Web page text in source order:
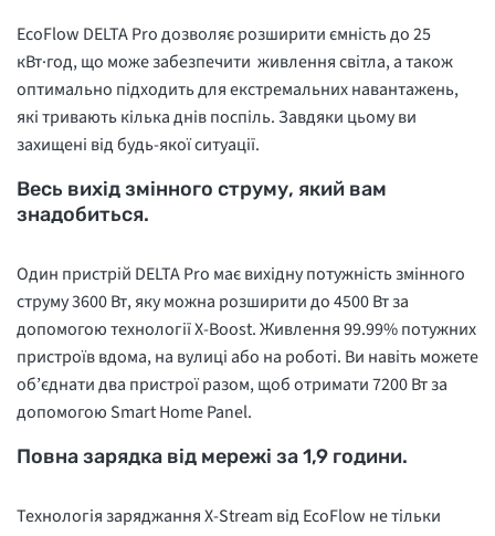
EcoFlow DELTA Pro дозволяє розширити ємність до 25
кВт·год, що може забезпечити живлення світла, а також
оптимально підходить для екстремальних навантажень,
які тривають кілька днів поспіль. Завдяки цьому ви
захищені від будь-якої ситуації.
Весь вихід змінного струму, який вам
знадобиться.
Один пристрій DELTA Pro має вихідну потужність змінного
струму 3600 Вт, яку можна розширити до 4500 Вт за
допомогою технології X-Boost. Живлення 99.99% потужних
пристроїв вдома, на вулиці або на роботі. Ви навіть можете
об’єднати два пристрої разом, щоб отримати 7200 Вт за
допомогою Smart Home Panel.
Повна зарядка від мережі за 1,9 години.
Технологія заряджання X-Stream від EcoFlow не тільки